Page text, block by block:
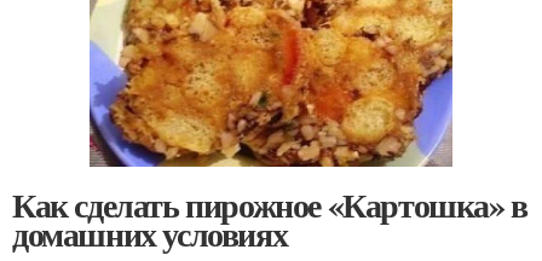
Как сделать пирожное «Картошка» в
домашних условиях